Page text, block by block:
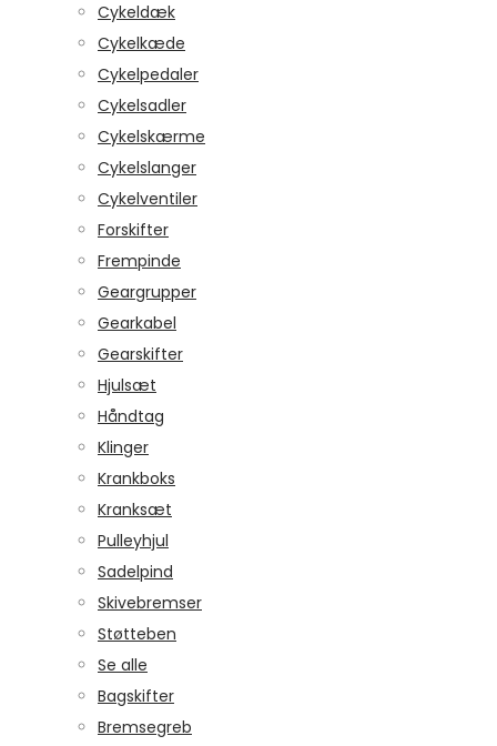
Cykeldæk
Cykelkæde
Cykelpedaler
Cykelsadler
Cykelskærme
Cykelslanger
Cykelventiler
Forskifter
Frempinde
Geargrupper
Gearkabel
Gearskifter
Hjulsæt
Håndtag
Klinger
Krankboks
Kranksæt
Pulleyhjul
Sadelpind
Skivebremser
Støtteben
Se alle
Bagskifter
Bremsegreb